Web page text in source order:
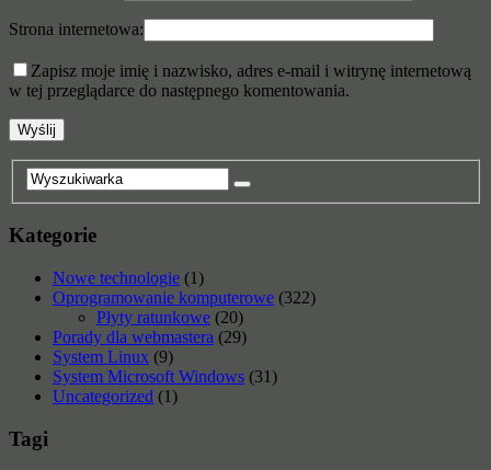
Strona internetowa:
Zapisz moje imię i nazwisko, adres e-mail i witrynę internetową
w tej przeglądarce do następnego komentowania.
Kategorie
Nowe technologie (1)
Oprogramowanie komputerowe (322)
Płyty ratunkowe (20)
Porady dla webmastera (29)
System Linux (9)
System Microsoft Windows (31)
Uncategorized (1)
Tagi